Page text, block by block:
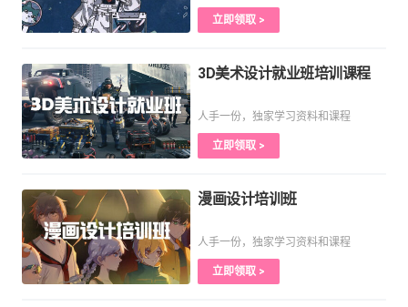
立即领取 >
3D美术设计就业班培训课程
人手一份，独家学习资料和课程
立即领取 >
漫画设计培训班
人手一份，独家学习资料和课程
立即领取 >